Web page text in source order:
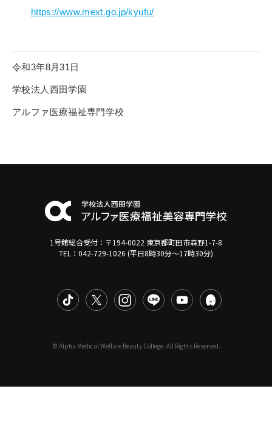
https://www.mext.go.jp/kyufu/
令和3年8月31日
学校法人西田学園
アルファ医療福祉専門学校
1号館総合受付：〒194-0022 東京都町田市森野1-7-8
TEL：042-729-1026 (平日8時30分〜17時30分)
© Alpha Medical Welfare Beauty College. All Rights Reserved.